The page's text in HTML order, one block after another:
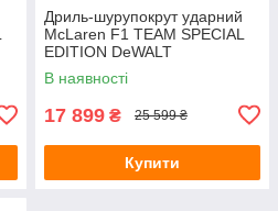
Дриль-шурупокрут ударний
McLaren F1 TEAM SPECIAL
EDITION DeWALT
DCD86MM2T
В наявності
17 899 ₴ 25 599 ₴
Купити